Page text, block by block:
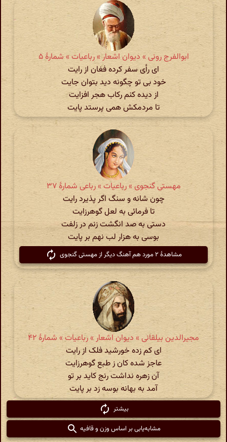
ابوالفرج رونی » دیوان اشعار » رباعیات » شمارهٔ ۵
ای رأی سفر کرده فغان از رایت
خود بی تو چگونه دید بتوان جایت
از دیده کنم رکاب هجر افزایت
تا مردمکش همی پرستد پایت
مهستی گنجوی » رباعیات » رباعی شمارۀ ۳۷
چون شانه و سنگ اگر پذیرد رایت
تا فرمائی به لعل گوهرزایت
دستی به صد انگشت زنم در زلفت
بوسی به هزار لب نهم بر پایت
مشاهدهٔ ۲ مورد هم آهنگ دیگر از مهستی گنجوی
مجیرالدین بیلقانی » دیوان اشعار » رباعیات » شمارهٔ ۴۲
ای کم زده خورشید فلک از رایت
عاجز شده کان ز طبع گوهرزایت
آن زهره نداشت رنج کاید بر تو
آمد به بهانه بوسه زد بر پایت
بیشتر
مشابه‌یابی بر اساس وزن و قافیه